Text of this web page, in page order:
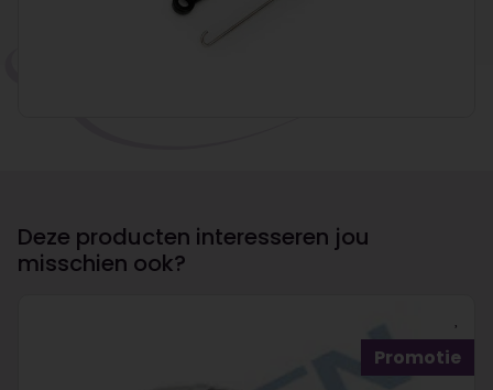
Deze producten interesseren jou
misschien ook?
Promotie